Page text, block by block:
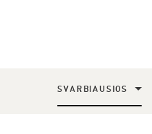
SVARBIAUSIOS